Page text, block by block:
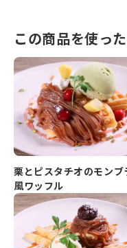
この商品を使っ
栗とピスタチオのモンブ
風ワッフル